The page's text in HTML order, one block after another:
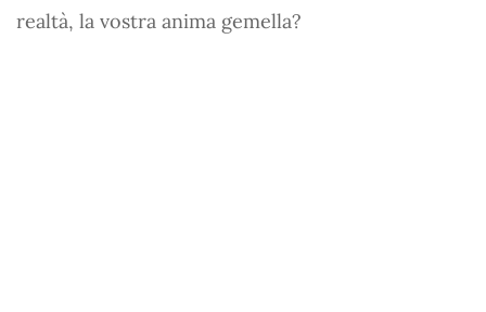
realtà, la vostra anima gemella?